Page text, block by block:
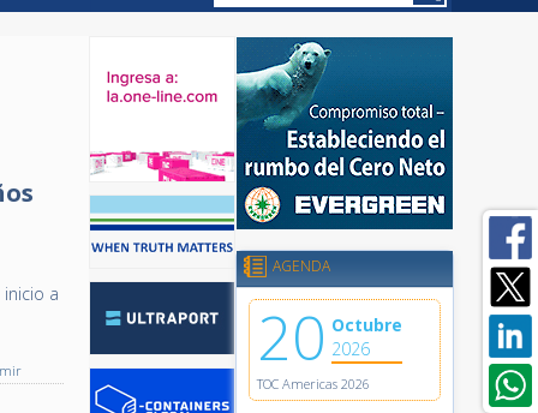
a
AGENDA
20 Octubre
2026
TOC Americas 2026